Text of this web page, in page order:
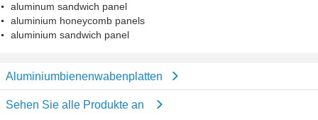
aluminum sandwich panel
aluminium honeycomb panels
aluminium sandwich panel
Aluminiumbienenwabenplatten
Sehen Sie alle Produkte an